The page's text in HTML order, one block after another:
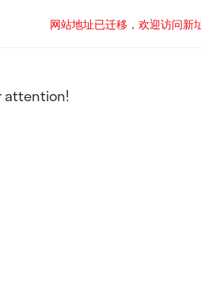
网站地址已迁移，欢迎访问
attention!